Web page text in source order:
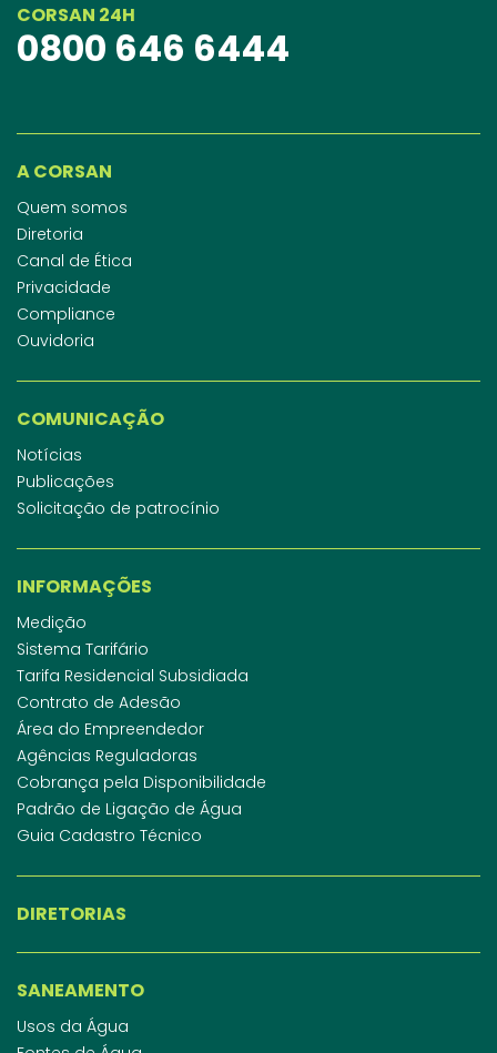
CORSAN 24H
0800 646 6444
A CORSAN
Quem somos
Diretoria
Canal de Ética
Privacidade
Compliance
Ouvidoria
COMUNICAÇÃO
Notícias
Publicações
Solicitação de patrocínio
INFORMAÇÕES
Medição
Sistema Tarifário
Tarifa Residencial Subsidiada
Contrato de Adesão
Área do Empreendedor
Agências Reguladoras
Cobrança pela Disponibilidade
Padrão de Ligação de Água
Guia Cadastro Técnico
DIRETORIAS
SANEAMENTO
Usos da Água